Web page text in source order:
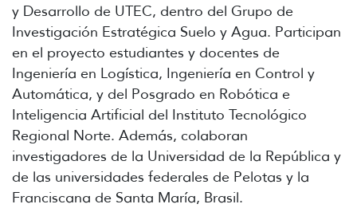
y Desarrollo de UTEC, dentro del Grupo de
Investigación Estratégica Suelo y Agua. Participan
en el proyecto estudiantes y docentes de
Ingeniería en Logística, Ingeniería en Control y
Automática, y del Posgrado en Robótica e
Inteligencia Artificial del Instituto Tecnológico
Regional Norte. Además, colaboran
investigadores de la Universidad de la República y
de las universidades federales de Pelotas y la
Franciscana de Santa María, Brasil.